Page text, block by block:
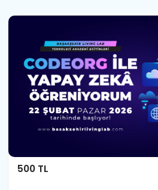
500 TL